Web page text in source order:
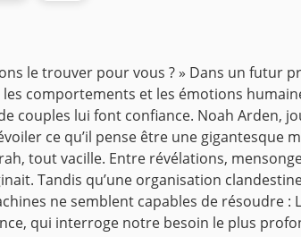
le trouver pour vous ? » Dans un futur
les comportements et les émotions
couples lui font confiance. Noah Arden,
ce qu’il pense être une gigantesque
tout vacille. Entre révélations,
Tandis qu’une organisation
ne semblent capables de résoudre :
qui interroge notre besoin le plus